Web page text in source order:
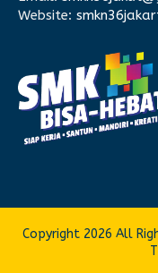
Website:
Copyright 2026 All